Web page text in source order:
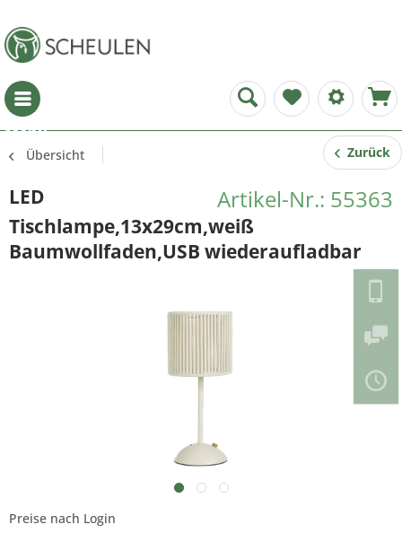
Menü
Übersicht Zurück
Artikel-Nr.: 55363
LED
Tischlampe,13x29cm,weiß
Baumwollfaden,USB wiederaufladbar
Preise nach Login